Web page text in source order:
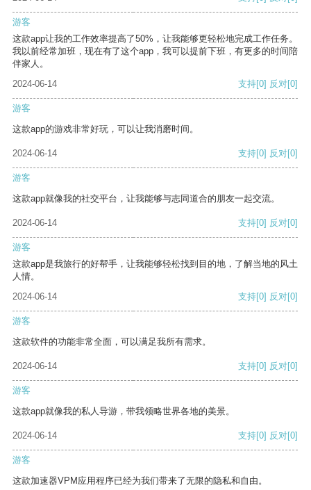
游客
这款app让我的工作效率提高了50%，让我能够更轻松地完成工作任务。
我以前经常加班，现在有了这个app，我可以提前下班，有更多的时间陪
伴家人。
2024-06-14
支持[0] 反对[0]
游客
这款app的游戏非常好玩，可以让我消磨时间。
2024-06-14 支持[0] 反对[0]
游客
这款app就像我的社交平台，让我能够与志同道合的朋友一起交流。
2024-06-14 支持[0] 反对[0]
游客
这款app是我旅行的好帮手，让我能够轻松找到目的地，了解当地的风土
人情。
2024-06-14
支持[0] 反对[0]
游客
这款软件的功能非常全面，可以满足我所有需求。
2024-06-14 支持[0] 反对[0]
游客
这款app就像我的私人导游，带我领略世界各地的美景。
2024-06-14 支持[0] 反对[0]
游客
这款加速器VPM应用程序已经为我们带来了无限的隐私和自由。